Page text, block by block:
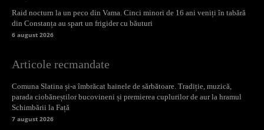
Raid nocturn la un peco din Vama. Cinci minori de 16 ani veniți în tabără
din Constanța au spart un frigider cu băuturi
6 august 2026
Articole recmandate
Comuna Slatina și-a îmbrăcat hainele de sărbătoare. Tradiție, muzică,
parada ciobăneștilor bucovineni și premierea cuplurilor de aur la hramul
Schimbării la Față
7 august 2026